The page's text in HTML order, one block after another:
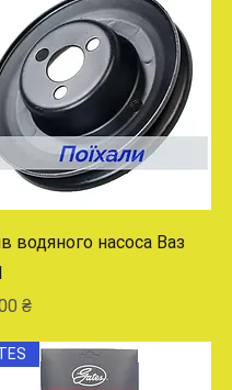
Быстрый просмотр
водяного насоса Ваз
₴